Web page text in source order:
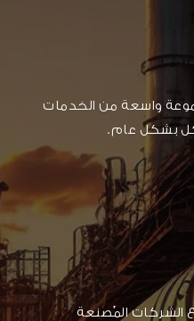
واسعة من الخدمات
بشكل عام.
الشركات المٌصنعة